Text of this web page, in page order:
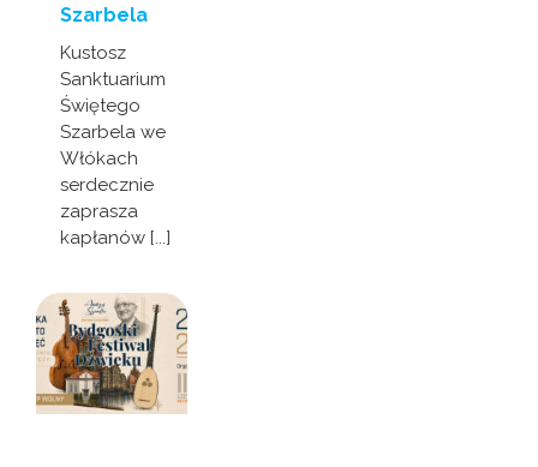
Szarbela
Kustosz
Sanktuarium
Świętego
Szarbela we
Włókach
serdecznie
zaprasza
kapłanów [...]